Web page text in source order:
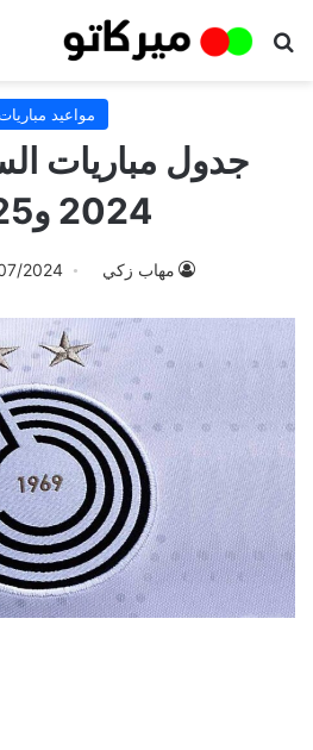
بحث عن
مواعيد
جدول مباريات
2024 و2025
مهاب زكي 2024